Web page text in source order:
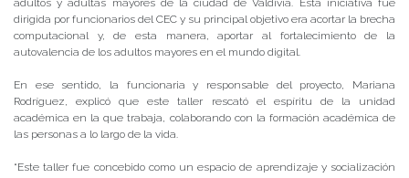
adultos y adultas mayores de la ciudad de Valdivia. Esta iniciativa fue
dirigida por funcionarios del CEC y su principal objetivo era acortar la brecha
computacional y, de esta manera, aportar al fortalecimiento de la
autovalencia de los adultos mayores en el mundo digital.
En ese sentido, la funcionaria y responsable del proyecto, Mariana
Rodríguez, explicó que este taller rescató el espíritu de la unidad
académica en la que trabaja, colaborando con la formación académica de
las personas a lo largo de la vida.
“Este taller fue concebido como un espacio de aprendizaje y socialización